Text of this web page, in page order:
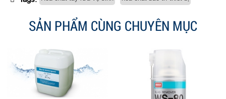
SẢN PHẨM CÙNG CHUYÊN MỤC